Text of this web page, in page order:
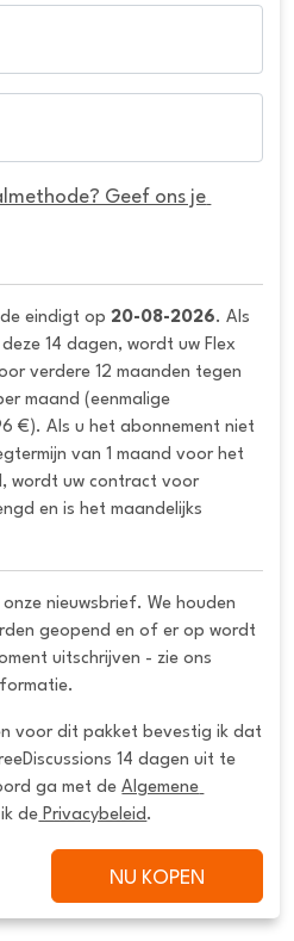
Geef ons je
eindigt op 20-08-2026. Als
14 dagen, wordt uw Flex
verdere 12 maanden tegen
maand (eenmalige
€). Als u het abonnement niet
van 1 maand voor het
wordt uw contract voor
en is het maandelijks
nieuwsbrief. We houden
geopend en of er op wordt
uitschrijven - zie ons
voor dit pakket bevestig ik dat
14 dagen uit te
ga met de Algemene
de Privacybeleid .
NU KOPEN